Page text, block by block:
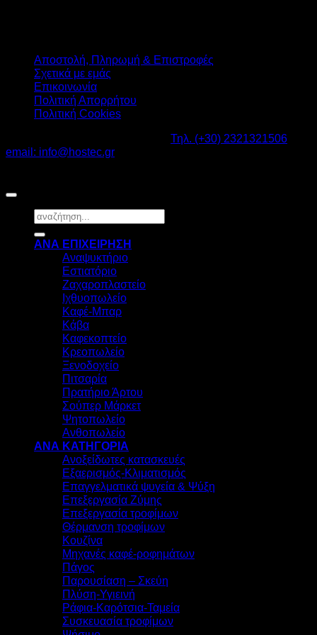
Αποστολή, Πληρωμή & Επιστροφές
Σχετικά με εμάς
Επικοινωνία
Πολιτική Απορρήτου
Πολιτική Cookies
Τηλ. (+30) 2321321506
email: info@hostec.gr
Αναζήτηση
για:
ΑΝΑ ΕΠΙΧΕΙΡΗΣΗ
Αναψυκτήριο
Εστιατόριο
Ζαχαροπλαστείο
Ιχθυοπωλείο
Καφέ-Μπαρ
Κάβα
Καφεκοπτείο
Κρεοπωλείο
Ξενοδοχείο
Πιτσαρία
Πρατήριο Άρτου
Σούπερ Μάρκετ
Ψητοπωλείο
Ανθοπωλείο
ΑΝΑ ΚΑΤΗΓΟΡΙΑ
Ανοξείδωτες κατασκευές
Εξαερισμός-Κλιματισμός
Επαγγελματικά ψυγεία & Ψύξη
Επεξεργασία Ζύμης
Επεξεργασία τροφίμων
Θέρμανση τροφίμων
Κουζίνα
Μηχανές καφέ-ροφημάτων
Πάγος
Παρουσίαση – Σκεύη
Πλύση-Υγιεινή
Ράφια-Καρότσια-Ταμεία
Συσκευασία τροφίμων